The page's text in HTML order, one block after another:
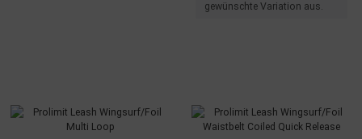
gewünschte Variation aus.